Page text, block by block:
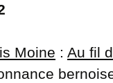
Moine : Au fil